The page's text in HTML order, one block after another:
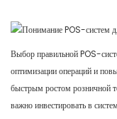
Выбор правильнойPOS-
оптимизации операций и
быстрым ростом розничной
важно инвестировать в